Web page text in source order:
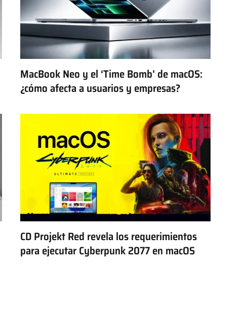
MacBook Neo y el ‘Time Bomb’ de macOS:
¿cómo afecta a usuarios y empresas?
CD Projekt Red revela los requerimientos
para ejecutar Cyberpunk 2077 en macOS